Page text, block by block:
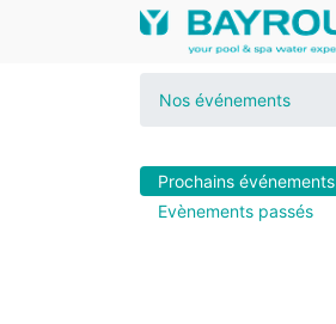
Nos événements
Prochains événements
Evènements passés